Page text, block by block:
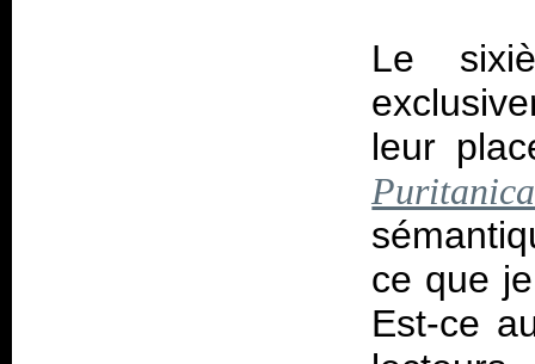
Le
leur
ce que
Est-ce